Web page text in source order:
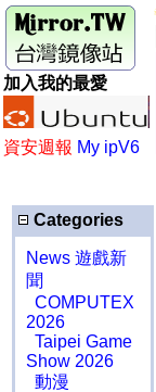
加入我的最愛
資安週報 My ipV6
Categories
News 遊戲新
聞
COMPUTEX
2026
Taipei Game
Show 2026
動漫